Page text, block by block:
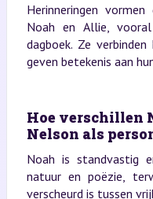
Herinneringen
Noah en Allie,
dagboek. Ze
geven betekenis aan
Hoe verschillen
Nelson als
Noah is standvastig
natuur en poëzie,
verscheurd is tussen